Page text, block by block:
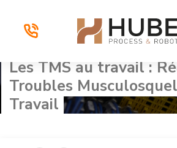
Les TMS au travail :
Troubles
Travail